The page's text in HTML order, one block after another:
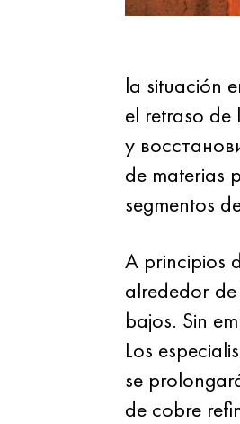
la situación
el retraso
y
de materias
segmentos
A principios
alrededor
bajos. Sin
Los
se
de cobre